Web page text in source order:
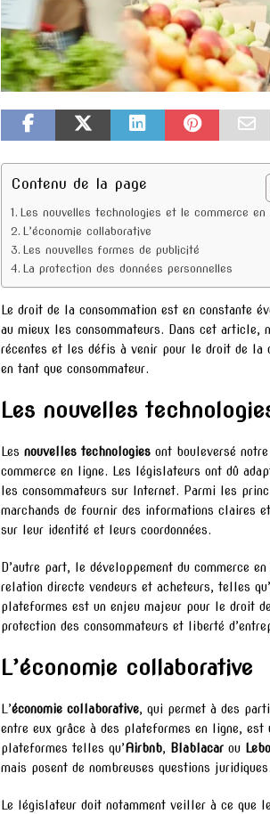
Contenu de la page
Les nouvelles technologies et le commerce en
L’économie collaborative
Les nouvelles formes de publicité
La protection des données personnelles
Le droit de la consommation est en constante
au mieux les consommateurs. Dans cet
récentes et les défis à venir pour le droit de la
en tant que consommateur.
Les nouvelles
Les nouvelles technologies ont bouleversé
commerce en ligne. Les législateurs ont dû
les consommateurs sur Internet. Parmi les
marchands de fournir des informations claires
sur leur identité et leurs coordonnées.
D’autre part, le développement du commerce
relation directe vendeurs et acheteurs, telles qu’
plateformes est un enjeu majeur pour le droit
protection des consommateurs et liberté
L’économie collaborative
L’économie collaborative, qui permet à des
entre eux grâce à des plateformes en ligne,
plateformes telles qu’Airbnb, Blablacar ou
mais posent de nombreuses questions juridiques.
Le législateur doit notamment veiller à ce que